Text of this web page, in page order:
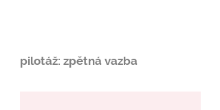
pilotáž: zpětná vazba